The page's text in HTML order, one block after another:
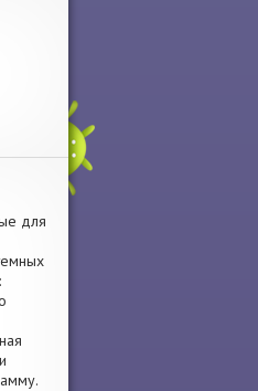
для